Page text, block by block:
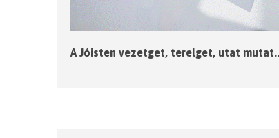
A Jóisten vezetget, terelget, utat